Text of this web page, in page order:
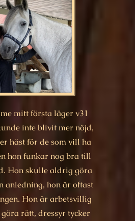
mitt första läger v31
inte blivit mer nöjd,
häst för de som vill ha
hon funkar nog bra till
Hon skulle aldrig göra
anledning, hon är oftast
Hon är arbetsvillig
rätt, dressyr tycker